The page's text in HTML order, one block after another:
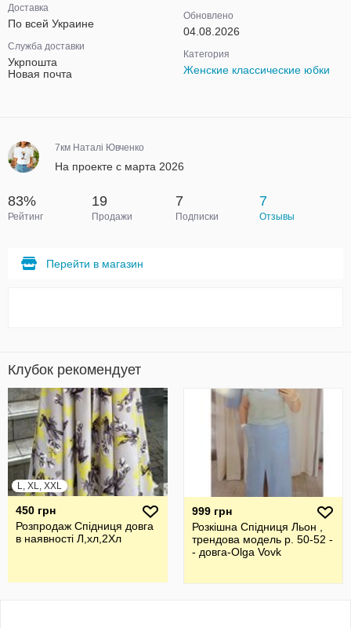
Доставка
По всей Украине
Служба доставки
Укрпошта
Новая почта
Обновлено
04.08.2026
Категория
Женские классические юбки
7км Наталі Ювченко
На проекте с марта 2026
83%
Рейтинг
19
Продажи
7
Подписки
7
Отзывы
Перейти в магазин
Клубок рекомендует
L, XL, XXL
450 грн
Розпродаж Спідниця довга
в наявності Л,хл,2Хл
999 грн
Розкішна Спідниця Льон ,
трендова модель р. 50-52 -
- довга-Olga Vovk